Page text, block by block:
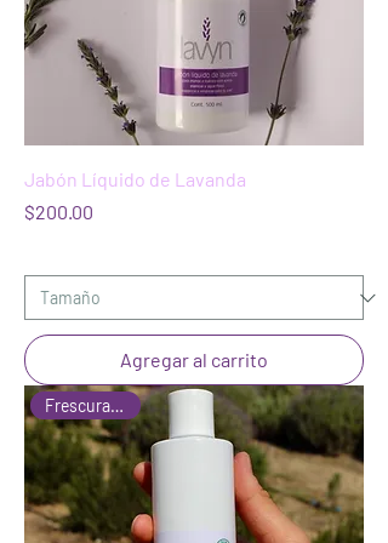
Jabón Líquido de Lavanda
Precio
$200.00
Agregar al carrito
Frescura Cítrica